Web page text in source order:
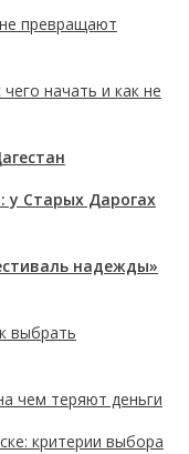
превращают
начать и как не
у Старых Дарогах
надежды»
выбрать
чем теряют деньги
критерии выбора